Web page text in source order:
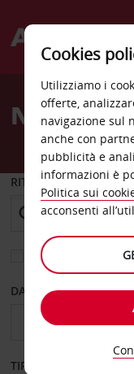
Welcome
AvisNoleggio
RITIRO DA
Scegli una
DAL GIORNO
TIPOLOGIA DI
Cookies
Utilizziamo i
offerte,
navigazione sul
anche con
pubblicità e
informazioni è
Politica sui
acconsenti